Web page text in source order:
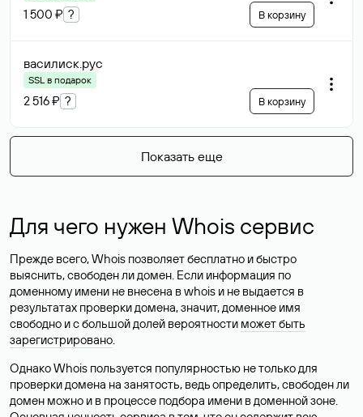
1 500 ₽ ? В корзину
василиск.рус
SSL в подарок
2 516 ₽ ? В корзину
Показать еще
Для чего нужен Whois сервис
Прежде всего, Whois позволяет бесплатно и быстро
выяснить, свободен ли домен. Если информация по
доменному имени не внесена в whois и не выдается в
результатах проверки домена, значит, доменное имя
свободно и с большой долей вероятности может быть
зарегистрировано.
Однако Whois пользуется популярностью не только для
проверки домена на занятость, ведь определить, свободен ли
домен можно и в процессе подбора имени в доменной зоне.